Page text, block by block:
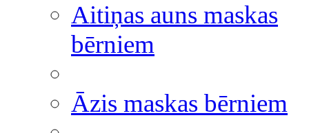
Aitiņas auns maskas
bērniem
Āzis maskas bērniem